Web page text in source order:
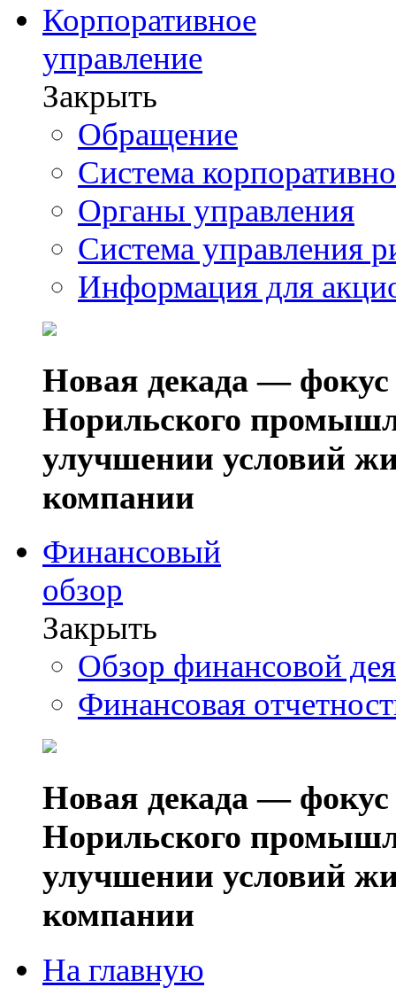
Корпоративное
управление
Закрыть
Обращение
Система
Органы управления
Система управления
Информация для
Новая декада — фокус
Норильского
улучшении условий
компании
Финансовый
обзор
Закрыть
Обзор финансовой
Финансовая
Новая декада — фокус
Норильского
улучшении условий
компании
На главную